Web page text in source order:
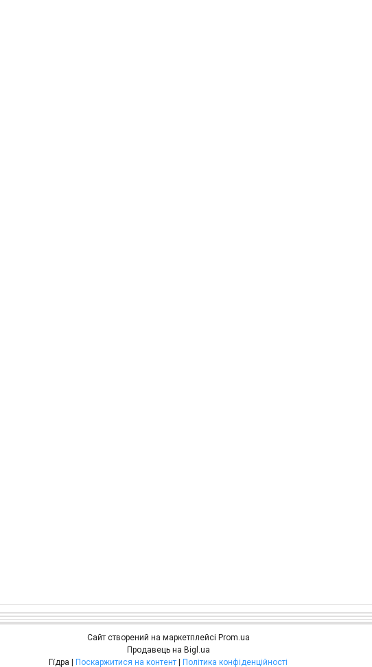
Сайт створений на маркетплейсі Prom.ua
Продавець на Bigl.ua
Гі́дра | Поскаржитися на контент | Політика конфіденційності